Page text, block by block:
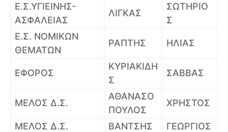
Ε.Σ.ΥΓΙΕΙΝΗΣ-
ΑΣΦΑΛΕΙΑΣ
ΛΙΓΚΑΣ
ΣΩΤΗΡΙΟ
Σ
Ε.Σ. ΝΟΜΙΚΩΝ
ΘΕΜΑΤΩΝ
ΡΑΠΤΗΣ ΗΛΙΑΣ
ΕΦΟΡΟΣ
ΚΥΡΙΑΚΙΔΗ
Σ
ΣΑΒΒΑΣ
ΜΕΛΟΣ Δ.Σ.
ΑΘΑΝΑΣΟ
ΠΟΥΛΟΣ
ΧΡΗΣΤΟΣ
ΜΕΛΟΣ Δ.Σ. ΒΑΝΤΣΗΣ ΓΕΩΡΓΙΟΣ